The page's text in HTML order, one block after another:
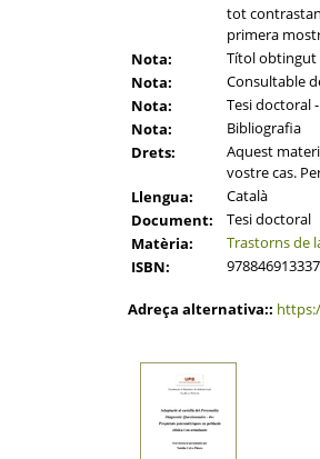
tot
primera
Nota:
Títol obtingut
Nota:
Consultable
Nota:
Tesi doctoral
Nota:
Bibliografia
Drets:
Aquest
vostre cas.
Llengua:
Català
Document:
Tesi doctoral
Matèria:
Trastorns de
ISBN:
Adreça alternativa::